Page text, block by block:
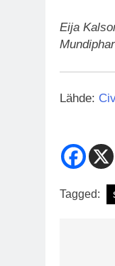
Eija
Lähde:
Tagged: